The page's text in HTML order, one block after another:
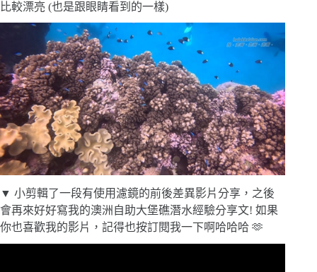
比較漂亮 (也是跟眼睛看到的一樣)
▼ 小剪輯了一段有使用濾鏡的前後差異影片分享，之後
會再來好好寫我的澳洲自助大堡礁潛水經驗分享文! 如果
你也喜歡我的影片，記得也按訂閱我一下啊哈哈哈 🫶